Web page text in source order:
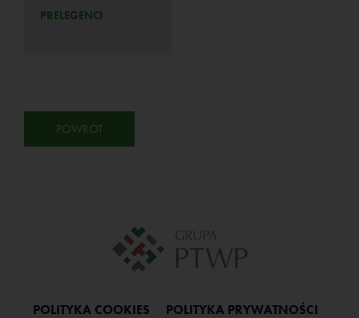
PRELEGENCI
POWRÓT
POLITYKA COOKIES POLITYKA PRYWATNOŚCI